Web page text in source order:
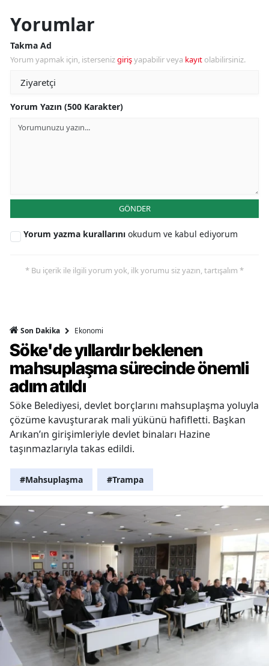
Yorumlar
Takma Ad
Yorum yapmak için, istersenizgirişyapabilir veya kayıt olabilirsiniz.
Yorum Yazın (500 Karakter)
GÖNDER
Yorum yazma kurallarını okudum ve kabul ediyorum
* Bu içerik ile ilgili yorum yok, ilk yorumu siz yazın, tartışalım *
Son Dakika Ekonomi
Söke'de yıllardır beklenen
mahsuplaşma sürecinde önemli
adım atıldı
Söke Belediyesi, devlet borçlarını mahsuplaşma yoluyla
çözüme kavuşturarak mali yükünü hafifletti. Başkan
Arıkan’ın girişimleriyle devlet binaları Hazine
taşınmazlarıyla takas edildi.
#Mahsuplaşma #Trampa